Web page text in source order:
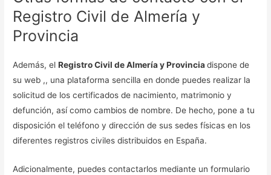
Registro Civil de Almería y
Provincia
Además, elRegistro Civil de Almería y Provinciadispone de
su web ,, una plataforma sencilla en donde puedes realizar la
solicitud de los certificados de nacimiento, matrimonio y
defunción, así como cambios de nombre. De hecho, pone a tu
disposición el teléfono y dirección de sus sedes físicas en los
diferentes registros civiles distribuidos en España.
Adicionalmente, puedes contactarlos mediante un formulario